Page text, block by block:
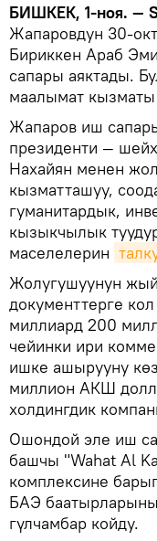
БИШКЕК, 1-ноя. —
Жапаровдун 30-
Бириккен Араб
сапары аяктады.
маалымат
Жапаров иш
президенти —
Нахайян менен
кызматташуу,
гуманитардык,
кызыкчылык
маселелерин
Жолугушуунун
документтерге
миллиард 200
чейинки ири
ишке ашырууну
миллион АКШ
холдингдик
Ошондой эле иш
башчы "Wahat Al
комплексине
БАЭ
гүлчамбар койду.